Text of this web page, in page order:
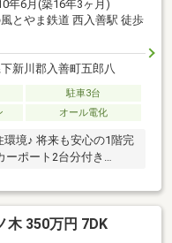
年6月(築16年3ヶ月)
とやま鉄道 西入善駅 徒歩
新川郡入善町五郎八
駐車3台
オール電化
境♪ 将来も安心の1階完
ーポート2台分付き
木 350万円 7DK